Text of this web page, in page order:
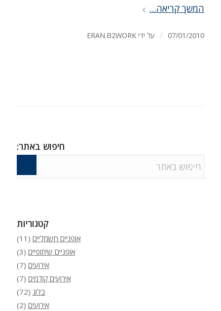
המשך קריאה…
07/01/2010
/ על ידי ERAN.B2WORK
חיפוש באתר:
קטגוריות
אופניים חשמליים (11)
אופניים שיתופיים (3)
אירועים (7)
אירועים קודמים (7)
בלוג (72)
אירועים (2)